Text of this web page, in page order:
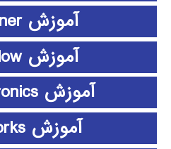
آموزش rapidminer
آموزش ShowFlow
آموزش SimElectronics
آموزش SolidWorks